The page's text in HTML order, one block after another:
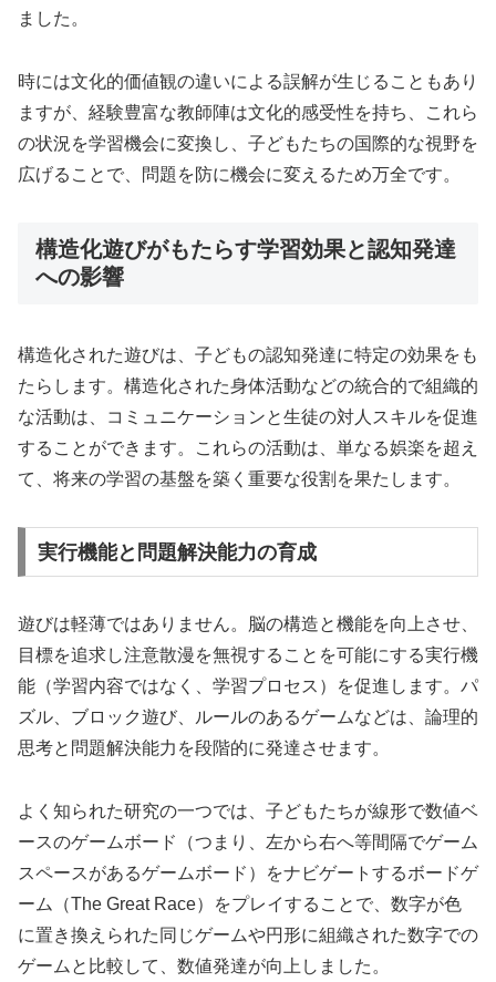
ました。
時には文化的価値観の違いによる誤解が生じることもあり
ますが、経験豊富な教師陣は文化的感受性を持ち、これら
の状況を学習機会に変換し、子どもたちの国際的な視野を
広げることで、問題を防に機会に変えるため万全です。
構造化遊びがもたらす学習効果と認知発達
への影響
構造化された遊びは、子どもの認知発達に特定の効果をも
たらします。構造化された身体活動などの統合的で組織的
な活動は、コミュニケーションと生徒の対人スキルを促進
することができます。これらの活動は、単なる娯楽を超え
て、将来の学習の基盤を築く重要な役割を果たします。
実行機能と問題解決能力の育成
遊びは軽薄ではありません。脳の構造と機能を向上させ、
目標を追求し注意散漫を無視することを可能にする実行機
能（学習内容ではなく、学習プロセス）を促進します。パ
ズル、ブロック遊び、ルールのあるゲームなどは、論理的
思考と問題解決能力を段階的に発達させます。
よく知られた研究の一つでは、子どもたちが線形で数値ベ
ースのゲームボード（つまり、左から右へ等間隔でゲーム
スペースがあるゲームボード）をナビゲートするボードゲ
ーム（The Great Race）をプレイすることで、数字が色
に置き換えられた同じゲームや円形に組織された数字での
ゲームと比較して、数値発達が向上しました。